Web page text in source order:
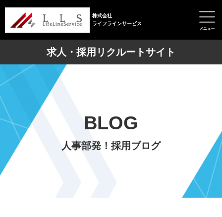
株式会社
ライフラインサービス
求人・採用リクルートサイト
BLOG
人事部発！採用ブログ